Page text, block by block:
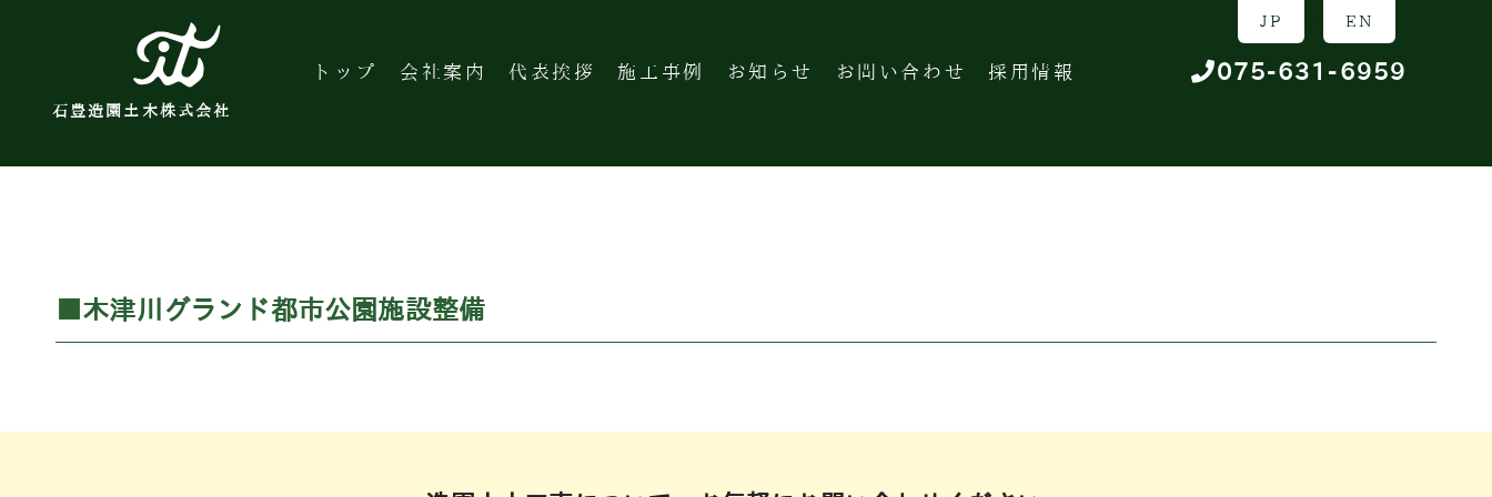
石豊造園土木株式会社
トップ 会社案内 代表挨拶 施工事例 お知らせ お問い合わせ 採用情報
JP EN
075-631-6959
■木津川グランド都市公園施設整備